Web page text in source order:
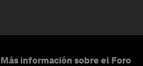
Más información sobre el Foro